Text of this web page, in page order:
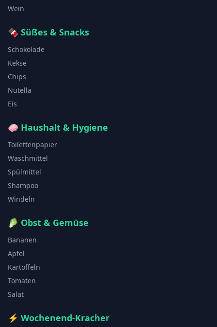
Wein
🍫 Süßes & Snacks
Schokolade
Kekse
Chips
Nutella
Eis
🧼 Haushalt & Hygiene
Toilettenpapier
Waschmittel
Spülmittel
Shampoo
Windeln
🥬 Obst & Gemüse
Bananen
Äpfel
Kartoffeln
Tomaten
Salat
⚡ Wochenend-Kracher